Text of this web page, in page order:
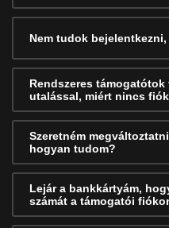
Nem tudok bejelentkezni,
Rendszeres
utalással, miért nincs
Szeretném
hogyan tudom?
Lejár a bankkártyám,
számát a támogatói